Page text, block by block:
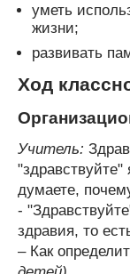
уметь
жизни;
развивать
Ход
Учитель:
думаете,
-
здравия, то
– Как